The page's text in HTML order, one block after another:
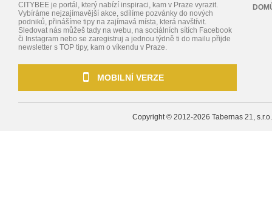
CITYBEE je portál, který nabízí inspiraci, kam v Praze vyrazit.
Vybíráme nejzajímavější akce, sdílíme pozvánky do nových
podniků, přinášíme tipy na zajímavá místa, která navštívit.
Sledovat nás můžeš tady na webu, na sociálních sítích Facebook
či Instagram nebo se zaregistruj a jednou týdně ti do mailu přijde
newsletter s TOP tipy, kam o víkendu v Praze.
MOBILNÍ VERZE
Copyright © 2012-2026 Tabernas 21, s.r.o.